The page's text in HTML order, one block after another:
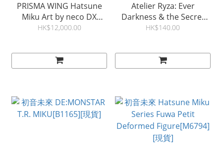
PRISMA WING Hatsune
Miku Art by neco DX
Edition 1/4 Scale
HK$12,000.00
Atelier Ryza: Ever
Darkness & the Secret
Hideout The Animation
[M6897][現貨]
HK$140.00